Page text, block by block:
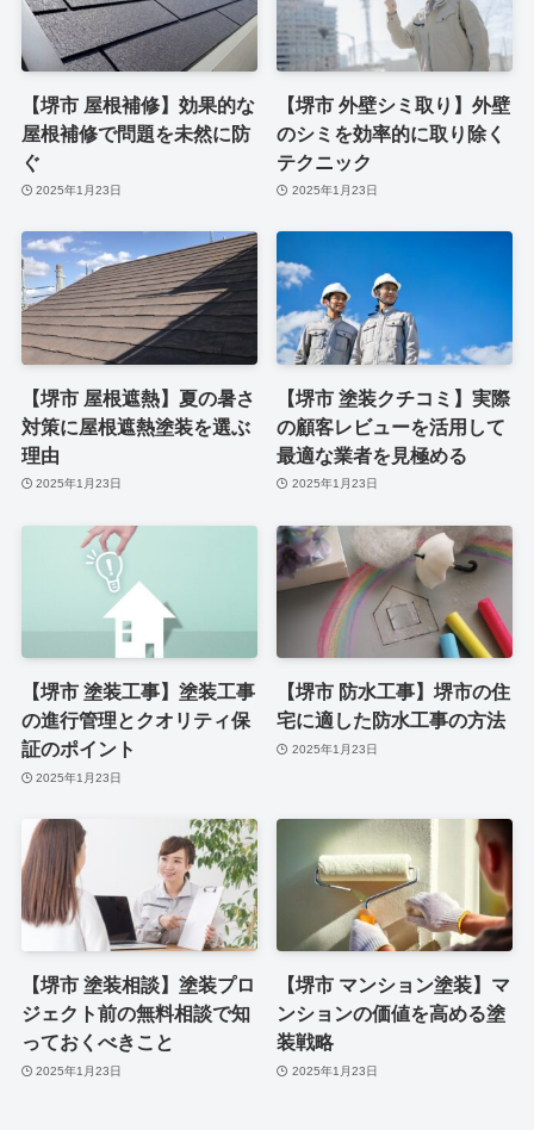
【堺市 屋根補修】効果的な
屋根補修で問題を未然に防
ぐ
2025年1月23日
【堺市 外壁シミ取り】外壁
のシミを効率的に取り除く
テクニック
2025年1月23日
【堺市 屋根遮熱】夏の暑さ
対策に屋根遮熱塗装を選ぶ
理由
2025年1月23日
【堺市 塗装クチコミ】実際
の顧客レビューを活用して
最適な業者を見極める
2025年1月23日
【堺市 塗装工事】塗装工事
の進行管理とクオリティ保
証のポイント
2025年1月23日
【堺市 防水工事】堺市の住
宅に適した防水工事の方法
2025年1月23日
【堺市 塗装相談】塗装プロ
ジェクト前の無料相談で知
っておくべきこと
2025年1月23日
【堺市 マンション塗装】マ
ンションの価値を高める塗
装戦略
2025年1月23日